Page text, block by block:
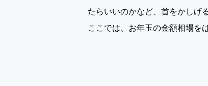
たらいいのかなど、首をかしげ
ここでは、お年玉の金額相場を